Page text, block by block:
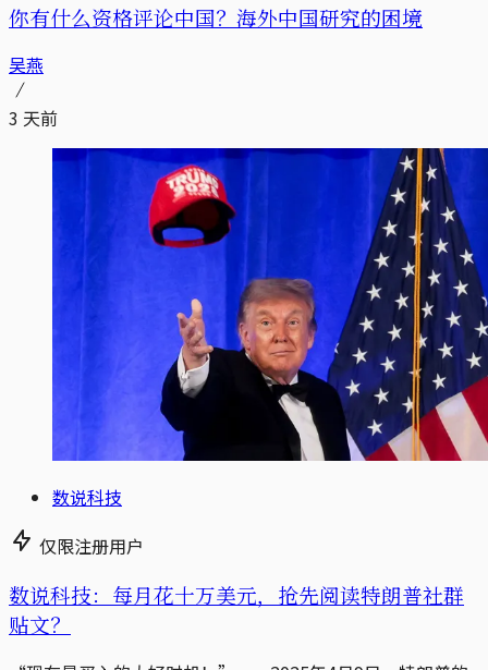
你有什么资格评论中国？海外中国研究的困境
吴燕
3 天前
数说科技
仅限注册用户
数说科技：每月花十万美元，抢先阅读特朗普社群
贴文？